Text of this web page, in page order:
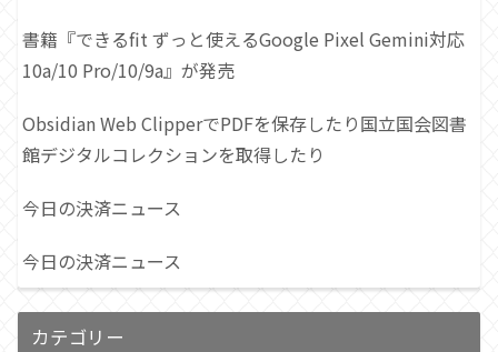
書籍『できるfit ずっと使えるGoogle Pixel Gemini対応
10a/10 Pro/10/9a』が発売
Obsidian Web ClipperでPDFを保存したり国立国会図書
館デジタルコレクションを取得したり
今日の決済ニュース
今日の決済ニュース
カテゴリー